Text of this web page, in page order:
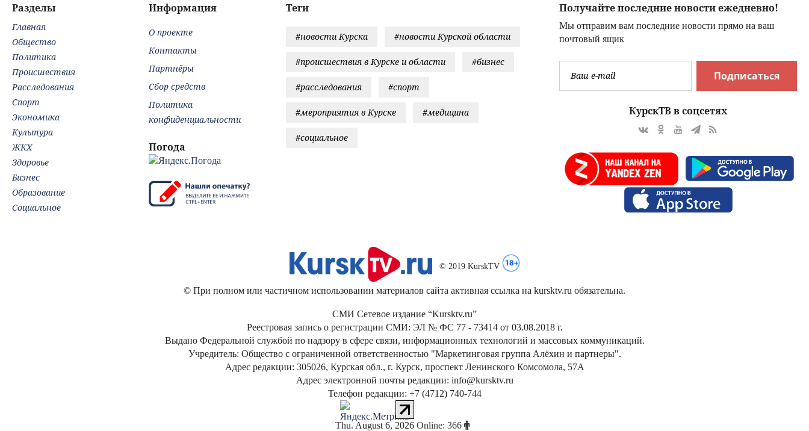
Получайте последние новости ежедневно!
Мы отправим вам последние новости прямо на ваш
почтовый ящик
Подписаться
КурскТВ в соцсетях
Теги
#новости Курска #новости Курской области
#происшествия в Курске и области #бизнес
#расследования #спорт
#мероприятия в Курске #медицина
#социальное
Разделы
Главная
Общество
Политика
Происшествия
Расследования
Спорт
Экономика
Культура
ЖКХ
Здоровье
Бизнес
Образование
Социальное
Информация
О проекте
Контакты
Партнёры
Сбор средств
Политика
конфиденциальности
Погода
© 2019 KurskTV
© При полном или частичном использовании материалов сайта активная ссылка на kursktv.ru обязательна.
СМИ Сетевое издание “Kursktv.ru”
Реестровая запись о регистрации СМИ: ЭЛ № ФС 77 - 73414 от 03.08.2018 г.
Выдано Федеральной службой по надзору в сфере связи, информационных технологий и массовых коммуникаций.
Учредитель: Общество с ограниченной ответственностью "Маркетинговая группа Алёхин и партнеры".
Адрес редакции: 305026, Курская обл., г. Курск, проспект Ленинского Комсомола, 57А
Адрес электронной почты редакции: info@kursktv.ru
Телефон редакции: +7 (4712) 740-744
Thu. August 6, 2026 Online: 366